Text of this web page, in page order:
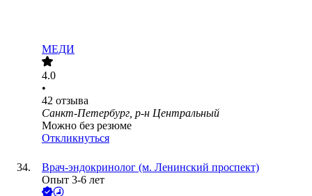
МЕДИ
4.0
•
42 отзыва
Санкт-Петербург, р-н Центральный
Можно без резюме
Откликнуться
Врач-эндокринолог (м. Ленинский проспект)
Опыт 3-6 лет